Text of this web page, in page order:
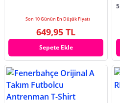
Son 10 Günün En Düşük Fiyatı
649,95 TL
Sepete Ekle
5